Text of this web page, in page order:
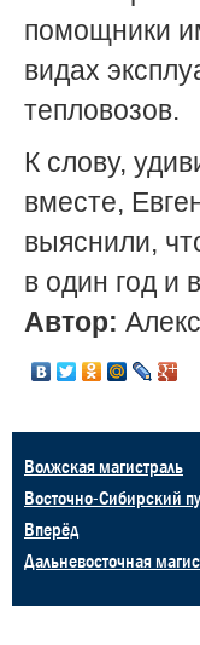
помощники
видах
тепловозов.
К слову,
вместе,
выяснили,
в один год и
Автор:
Волжская магистраль
Восточно-Сибирский
Вперёд
Дальневосточная